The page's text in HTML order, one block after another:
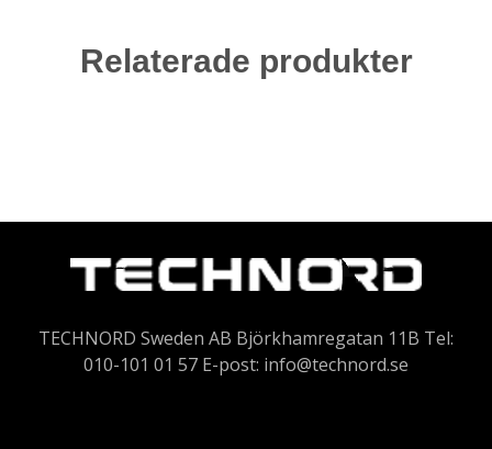
Relaterade produkter
TECHNORD Sweden AB Björkhamregatan 11B Tel:
010-101 01 57 E-post: info@technord.se